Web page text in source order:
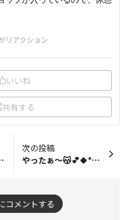
リアクション
いいね
共有する
いたので自宅に持ち帰りました🩷 今から、陣太鼓でお茶🍵しま〜す😋♪
次の投稿
やったぁ〜😽‪💕︎︎🍀*゜はじめてランク5に達成しました🥰嬉しいです😭😭WSポイントが入る前に、ピッタリ賞間に合いました🏅✨みなさん、いつも見てくださってありがとうございます😭✨はじめてこんなに続けられました🩷本当にほんとにありがとうございました😆🎶
コメントする